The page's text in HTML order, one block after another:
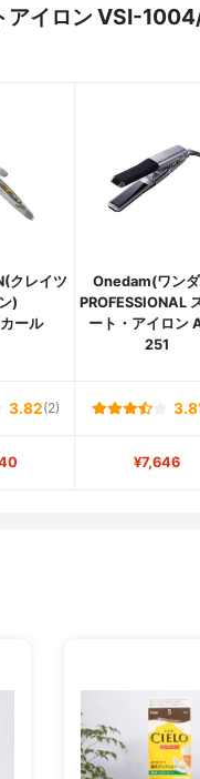
アイロン VSI-
クレイツ
)
ール
Onedam(ワン
PROFESSIONAL
ート・アイロン
251
3.82(2)
¥7,646